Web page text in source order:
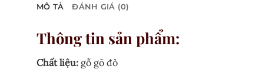
MÔ TẢ ĐÁNH GIÁ (0)
Thông tin sản phẩm:
Chất liệu: gỗ gõ đỏ